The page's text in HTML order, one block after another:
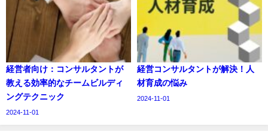
経営者向け：コンサルタントが
教える効率的なチームビルディ
ングテクニック
2024-11-01
経営コンサルタントが解決！人
材育成の悩み
2024-11-01